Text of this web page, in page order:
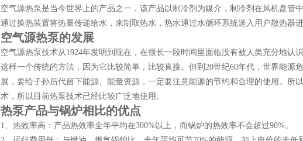
空气源热泵是当今世界上的产品之一，该产品以制冷剂为媒介，制冷剂在风机盘管
通过换热装置将热量传递给水，来制取热水，热水通过水循环系统送入用户散热器
空气源热泵的发展
空气源热泵技术从1924年发明到现在，在很长一段时间里面临没有被人类充分地认
这样一个传统的方法，因为它比较简单，比较直接。但到20世纪60年代，世界能源
展，要给子孙后代留下能源、能量资源，一定要注意能源的节约和合理的使用。所
术，所以目前热泵技术已经比较广泛地使用。
热泵产品与锅炉相比的优点
1、热效率高：产品热效率全年平均在300%以上，而锅炉的热效率不会超过90%。